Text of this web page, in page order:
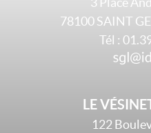
78100SAINT
Tél :
LE
122